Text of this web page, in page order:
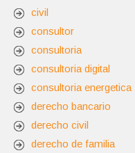
civil
consultor
consultoria
consultoria digital
consultoria energetica
derecho bancario
derecho civil
derecho de familia